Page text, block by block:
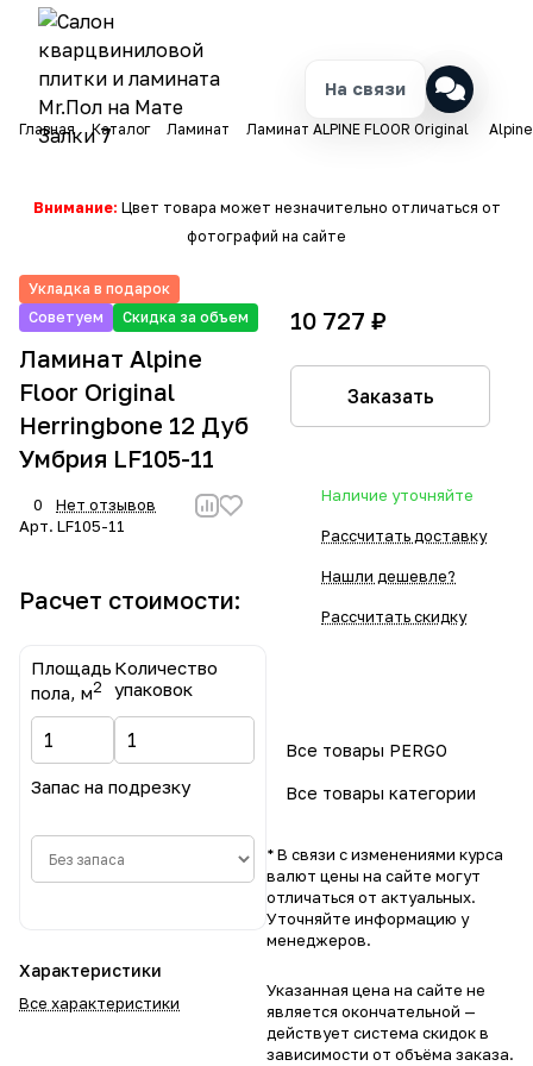
Главная Каталог Ламинат Ламинат ALPINE FLOOR Original
Внимание: Цвет товара может незначительно отличаться от
фотографий на сайте
Укладка в подарок
Советуем
Скидка за объем
Ламинат Alpine
Floor Original
Herringbone 12 Дуб
Умбрия LF105-11
0
Нет отзывов
Арт. LF105-11
Расчет стоимости:
Площадь
пола, м2
Количество
упаковок
Запас на подрезку
Характеристики
Все характеристики
10 727 ₽
Заказать
Наличие уточняйте
Рассчитать доставку
Нашли дешевле?
Рассчитать скидку
Все товары PERGO
Все товары категории
* В связи с изменениями курса
валют цены на сайте могут
отличаться от актуальных.
Уточняйте информацию у
менеджеров.
Указанная цена на сайте не
является окончательной —
действует система скидок в
зависимости от объёма заказа.
На связи